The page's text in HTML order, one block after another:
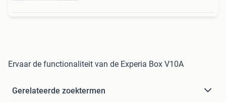
Ervaar de functionaliteit van de Experia Box V10A
Gerelateerde zoektermen